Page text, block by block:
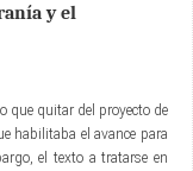
y el
que quitar del proyecto de
habilitaba el avance para
el texto a tratarse en